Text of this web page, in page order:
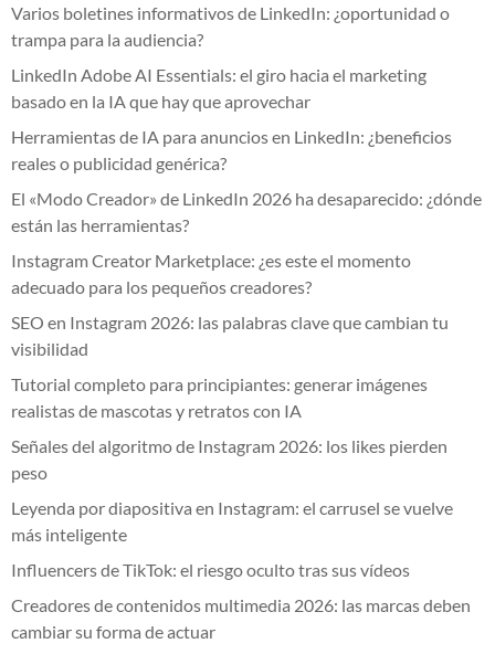
Varios boletines informativos de LinkedIn: ¿oportunidad o
trampa para la audiencia?
LinkedIn Adobe AI Essentials: el giro hacia el marketing
basado en la IA que hay que aprovechar
Herramientas de IA para anuncios en LinkedIn: ¿beneficios
reales o publicidad genérica?
El «Modo Creador» de LinkedIn 2026 ha desaparecido: ¿dónde
están las herramientas?
Instagram Creator Marketplace: ¿es este el momento
adecuado para los pequeños creadores?
SEO en Instagram 2026: las palabras clave que cambian tu
visibilidad
Tutorial completo para principiantes: generar imágenes
realistas de mascotas y retratos con IA
Señales del algoritmo de Instagram 2026: los likes pierden
peso
Leyenda por diapositiva en Instagram: el carrusel se vuelve
más inteligente
Influencers de TikTok: el riesgo oculto tras sus vídeos
Creadores de contenidos multimedia 2026: las marcas deben
cambiar su forma de actuar